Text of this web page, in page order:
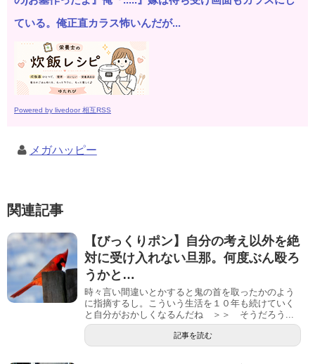
ている。俺正直カラス怖いんだが...
Powered by livedoor 相互RSS
メガハッピー
関連記事
【びっくりポン】自分の考え以外を絶
対に受け入れない旦那。何度ぶん殴ろ
うかと…
時々言い間違いとかすると鬼の首を取ったかのよう
に指摘するし。こういう生活を１０年も続けていく
と自分がおかしくなるんだね ＞＞ そうだろう...
記事を読む